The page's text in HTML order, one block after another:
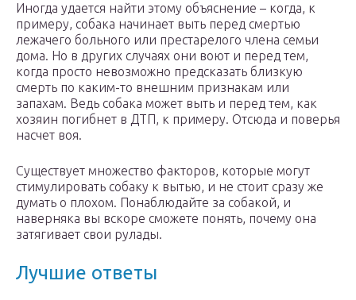
Иногда удается найти этому объяснение – когда, к
примеру, собака начинает выть перед смертью
лежачего больного или престарелого члена семьи
дома. Но в других случаях они воют и перед тем,
когда просто невозможно предсказать близкую
смерть по каким-то внешним признакам или
запахам. Ведь собака может выть и перед тем, как
хозяин погибнет в ДТП, к примеру. Отсюда и поверья
насчет воя.
Существует множество факторов, которые могут
стимулировать собаку к вытью, и не стоит сразу же
думать о плохом. Понаблюдайте за собакой, и
наверняка вы вскоре сможете понять, почему она
затягивает свои рулады.
Лучшие ответы